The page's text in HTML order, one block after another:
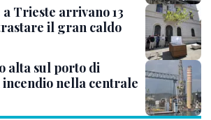
Trieste arrivano 13
il gran caldo
alta sul porto di
nella centrale